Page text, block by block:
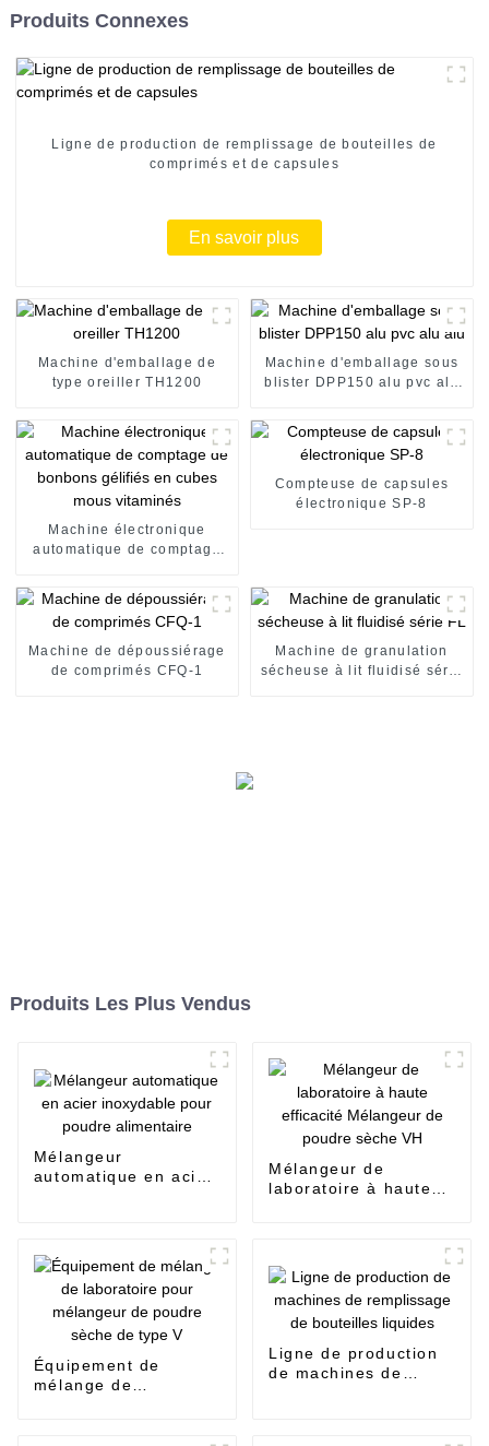
Produits Connexes
Ligne de production de remplissage de bouteilles de
comprimés et de capsules
En savoir plus
Machine d'emballage de
type oreiller TH1200
Machine d'emballage sous
blister DPP150 alu pvc alu
Machine électronique
automatique de comptage
Compteuse de capsules
électronique SP-8
Machine de dépoussiérage
de comprimés CFQ-1
Machine de granulation
sécheuse à lit fluidisé série
Produits Les Plus Vendus
Mélangeur
automatique en acier
Mélangeur de
laboratoire à haute
Équipement de
mélange de
Ligne de production
de machines de